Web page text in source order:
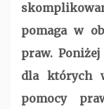
pomaga w
praw.
dla których
pomocy